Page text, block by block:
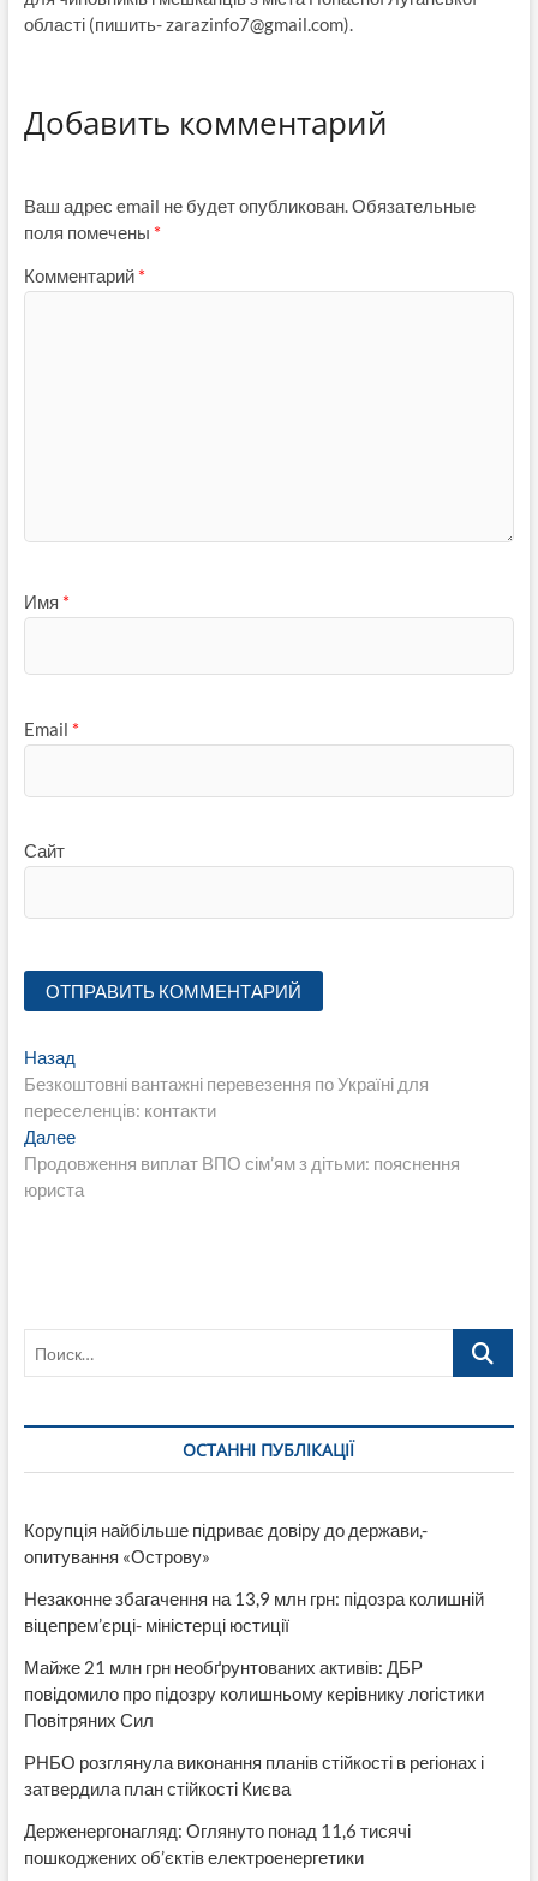
області (пишить-zarazinfo7@gmail.com).
Добавить комментарий
Ваш адрес email не будет опубликован.Обязательные
поля помечены *
Комментарий *
Имя *
Email *
Сайт
Навигация
по
записям
НазадПредыдущая
запись:
Безкоштовні вантажні перевезення по Україні для
переселенців: контакти
ДалееСледующая
запись:
Продовження виплат ВПО сім’ям з дітьми: пояснення
юриста
Поиск…
ОСТАННІ ПУБЛІКАЦІЇ
Корупція найбільше підриває довіру до держави,-
опитування «Острову»
Незаконне збагачення на 13,9 млн грн: підозра колишній
віцепрем’єрці- міністерці юстиції
Майже 21 млн грн необґрунтованих активів: ДБР
повідомило про підозру колишньому керівнику логістики
Повітряних Сил
РНБО розглянула виконання планів стійкості в регіонах і
затвердила план стійкості Києва
Держенергонагляд: Оглянуто понад 11,6 тисячі
пошкоджених об’єктів електроенергетики